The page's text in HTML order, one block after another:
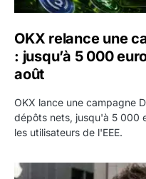
OKX relance une
: jusqu’à 5 000
août
OKX lance une campagne
dépôts nets, jusqu'à 5 000
les utilisateurs de l'EEE.
OpenAI demande le